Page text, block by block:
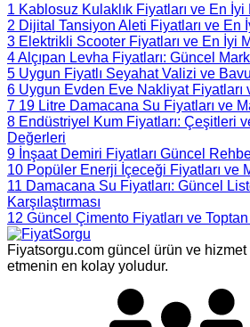
1 Kablosuz Kulaklık Fiyatları ve En
2 Dijital Tansiyon Aleti Fiyatları ve En
3 Elektrikli Scooter Fiyatları ve En İyi
4Alçıpan Levha Fiyatları: Güncel
5 Uygun Fiyatlı Seyahat Valizi ve
6 Uygun Evden Eve Nakliyat Fiyatları
7 19 Litre Damacana Su Fiyatları ve
8 Endüstriyel Kum Fiyatları: Çeşitleri
Değerleri
9 İnşaat Demiri Fiyatları Güncel
10 Popüler Enerji İçeceği Fiyatları ve
11 Damacana Su Fiyatları: Güncel
Karşılaştırması
12 Güncel Çimento Fiyatları ve
Fiyatsorgu.com güncel ürün ve hizmet
etmenin en kolay yoludur.